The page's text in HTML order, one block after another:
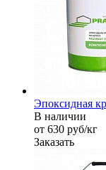
Эпоксидная
В наличии
от 630 руб/кг
Заказать